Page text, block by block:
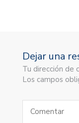
Dejar una
Tu dirección de
Los campos